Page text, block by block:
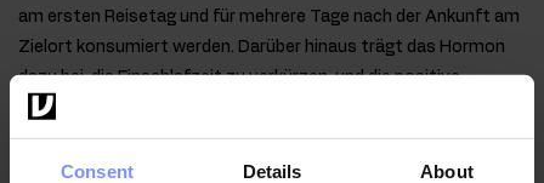
Consent Details About
am ersten Reisetag und für mehrere Tage nach der Ankunft am
Zielort konsumiert werden. Darüber hinaus trägt das Hormon
dazu bei, die Einschlafzeit zu verkürzen, und die positive
Wirkung tritt ein, wenn kurz vor dem Schlafengehen 1 mg
Melatonin sich zu nehmen.